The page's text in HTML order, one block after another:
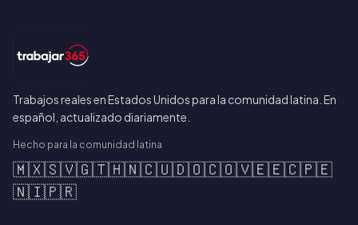
Trabajos reales en Estados Unidos para la comunidad latina. En
español, actualizado diariamente.
Hecho para la comunidad latina
🇲🇽🇸🇻🇬🇹🇭🇳🇨🇺🇩🇴🇨🇴🇻🇪🇪🇨🇵🇪
🇳🇮🇵🇷